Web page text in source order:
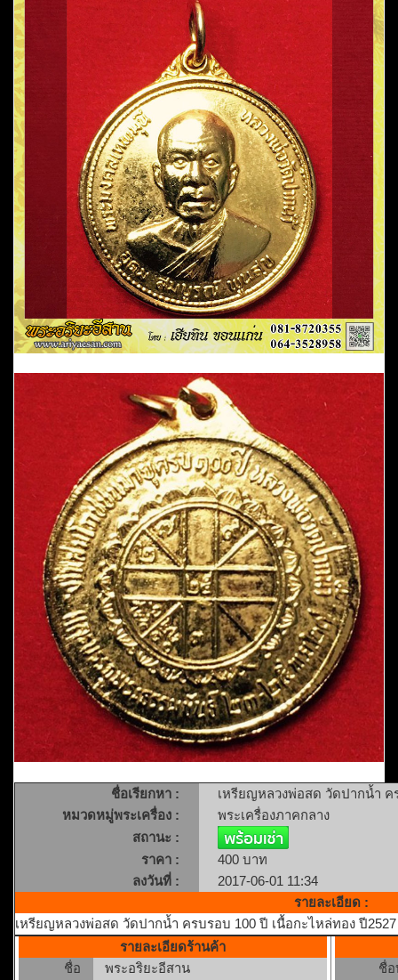
ปี2527
ชิ้น
ชื่อเรียกหา :
เหรียญหลวงพ่อสด วัดปากน้ำ ค
หมวดหมู่พระเครื่อง :
พระเครื่องภาคกลาง
สถานะ :
ราคา :
400 บาท
ลงวันที่ :
2017-06-01 11:34
รายละเอียด :
เหรียญหลวงพ่อสด วัดปากน้ำ ครบรอบ 100 ปี เนื้อกะไหล่ทอง ปี2527
รายละเอียดร้านค้า
ชื่อ
พระอริยะอีสาน
ชื่